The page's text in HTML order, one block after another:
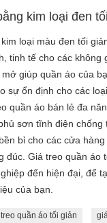
kim loại đen
loại màu đen tối
tinh tế cho các
giúp quần áo của
sự ổn định cho các
quần áo bán lẻ đa
sơn tĩnh điện
bỉ cho các cửa
đúc. Giá treo quần
đến hiện đại, để
của bạn.
quần áo tối giản